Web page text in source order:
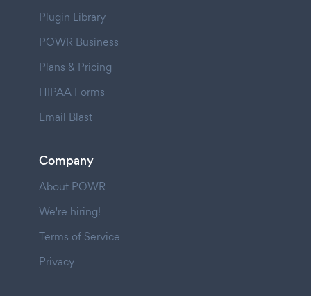
Plugin Library
POWR Business
Plans & Pricing
HIPAA Forms
Email Blast
Company
About POWR
We're hiring!
Terms of Service
Privacy